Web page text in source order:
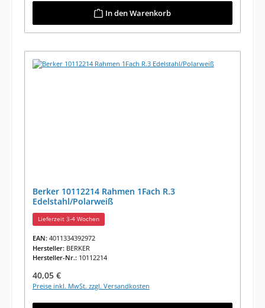
In den Warenkorb
Berker 10112214 Rahmen 1Fach R.3
Edelstahl/Polarweiß
Lieferzeit 3-4 Wochen
EAN: 4011334392972
Hersteller: BERKER
Hersteller-Nr.: 10112214
Regulärer Preis:
40,05 €
Preise inkl. MwSt. zzgl. Versandkosten